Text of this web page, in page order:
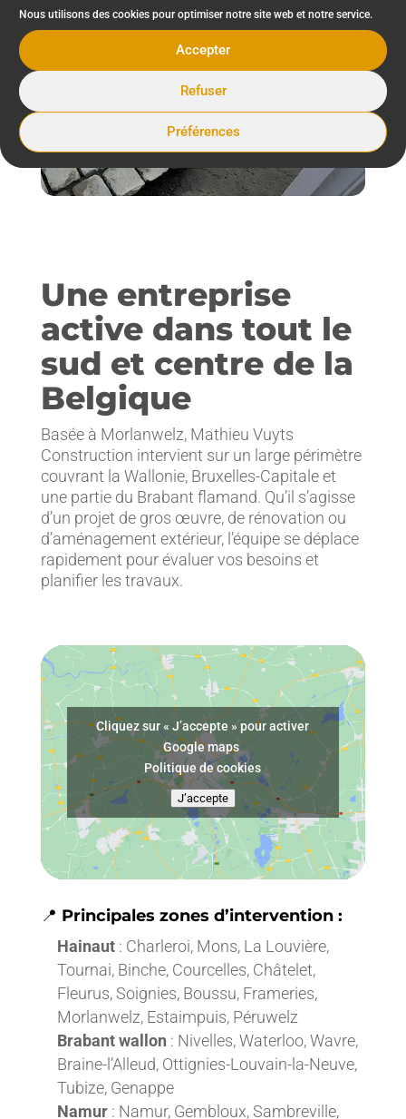
Nous utilisons des cookies pour optimiser notre site web et notre service.
Accepter
Refuser
Préférences
Une entreprise
active dans tout le
sud et centre de la
Belgique
Basée à Morlanwelz, Mathieu Vuyts
Construction intervient sur un large périmètre
couvrant la Wallonie, Bruxelles-Capitale et
une partie du Brabant flamand. Qu’il s’agisse
d’un projet de gros œuvre, de rénovation ou
d’aménagement extérieur, l’équipe se déplace
rapidement pour évaluer vos besoins et
planifier les travaux.
Cliquez sur « J’accepte » pour activer
Google maps
Politique de cookies
J’accepte
📍 Principales zones d’intervention :
Hainaut: Charleroi, Mons, La Louvière,
Tournai, Binche, Courcelles, Châtelet,
Fleurus, Soignies, Boussu, Frameries,
Morlanwelz, Estaimpuis, Péruwelz
Brabant wallon: Nivelles, Waterloo, Wavre,
Braine-l’Alleud, Ottignies-Louvain-la-Neuve,
Tubize, Genappe
Namur: Namur, Gembloux, Sambreville,